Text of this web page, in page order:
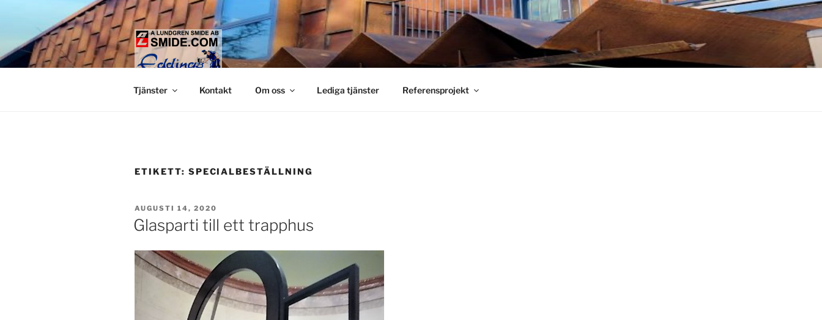
innehåll
LUNDGRENS SMIDE
Smide och glaspartier i Stockholm
Tjänster Kontakt Om oss Lediga tjänster Referensprojekt
ETIKETT: SPECIALBESTÄLLNING
PUBLICERAT
AUGUSTI 14, 2020
Glasparti till ett trapphus